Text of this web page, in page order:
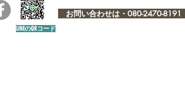
お問い合わせは・080-2470-8191
LINEのQRコード